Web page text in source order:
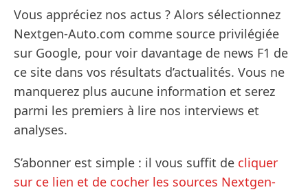
Vous appréciez nos actus ? Alors sélectionnez
Nextgen-Auto.com comme source privilégiée
sur Google, pour voir davantage de news F1 de
ce site dans vos résultats d’actualités. Vous ne
manquerez plus aucune information et serez
parmi les premiers à lire nos interviews et
analyses.
S’abonner est simple : il vous suffit de cliquer
sur ce lien et de cocher les sources Nextgen-